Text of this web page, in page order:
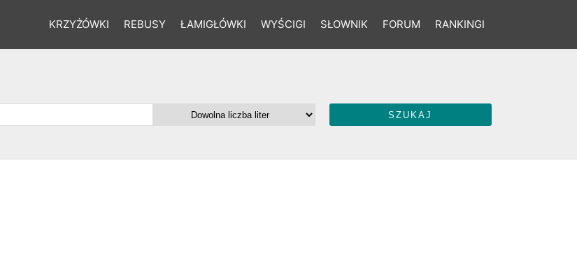
KRZYŻÓWKI REBUSY ŁAMIGŁÓWKI WYŚCIGI SŁOWNIK FORUM RANKINGI